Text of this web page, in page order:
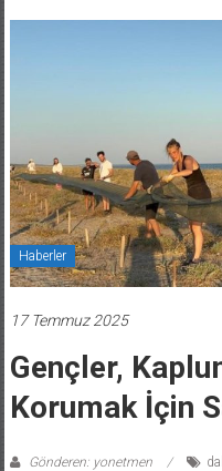
Haberler
17 Temmuz 2025
Gençler,
Korumak İçin
Gönderen: yonetmen